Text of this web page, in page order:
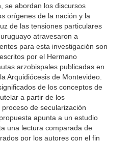
se abordan los discursos
orígenes de la nación y la
de las tensiones particulares
atravesaron a
para esta investigación son
por el Hermano
arzobispales publicadas en
Arquidiócesis de Montevideo.
de los conceptos de
a partir de los
de secularización
apunta a un estudio
una lectura comparada de
por los autores con el fin